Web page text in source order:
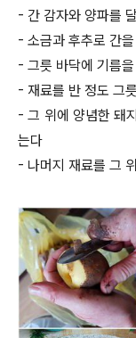
- 간 감자와 양파를
- 소금과 후추로 간
- 그릇 바닥에 기름
- 재료를 반 정도 그
- 그 위에 양념한 돼
는다
- 나머지 재료를 그